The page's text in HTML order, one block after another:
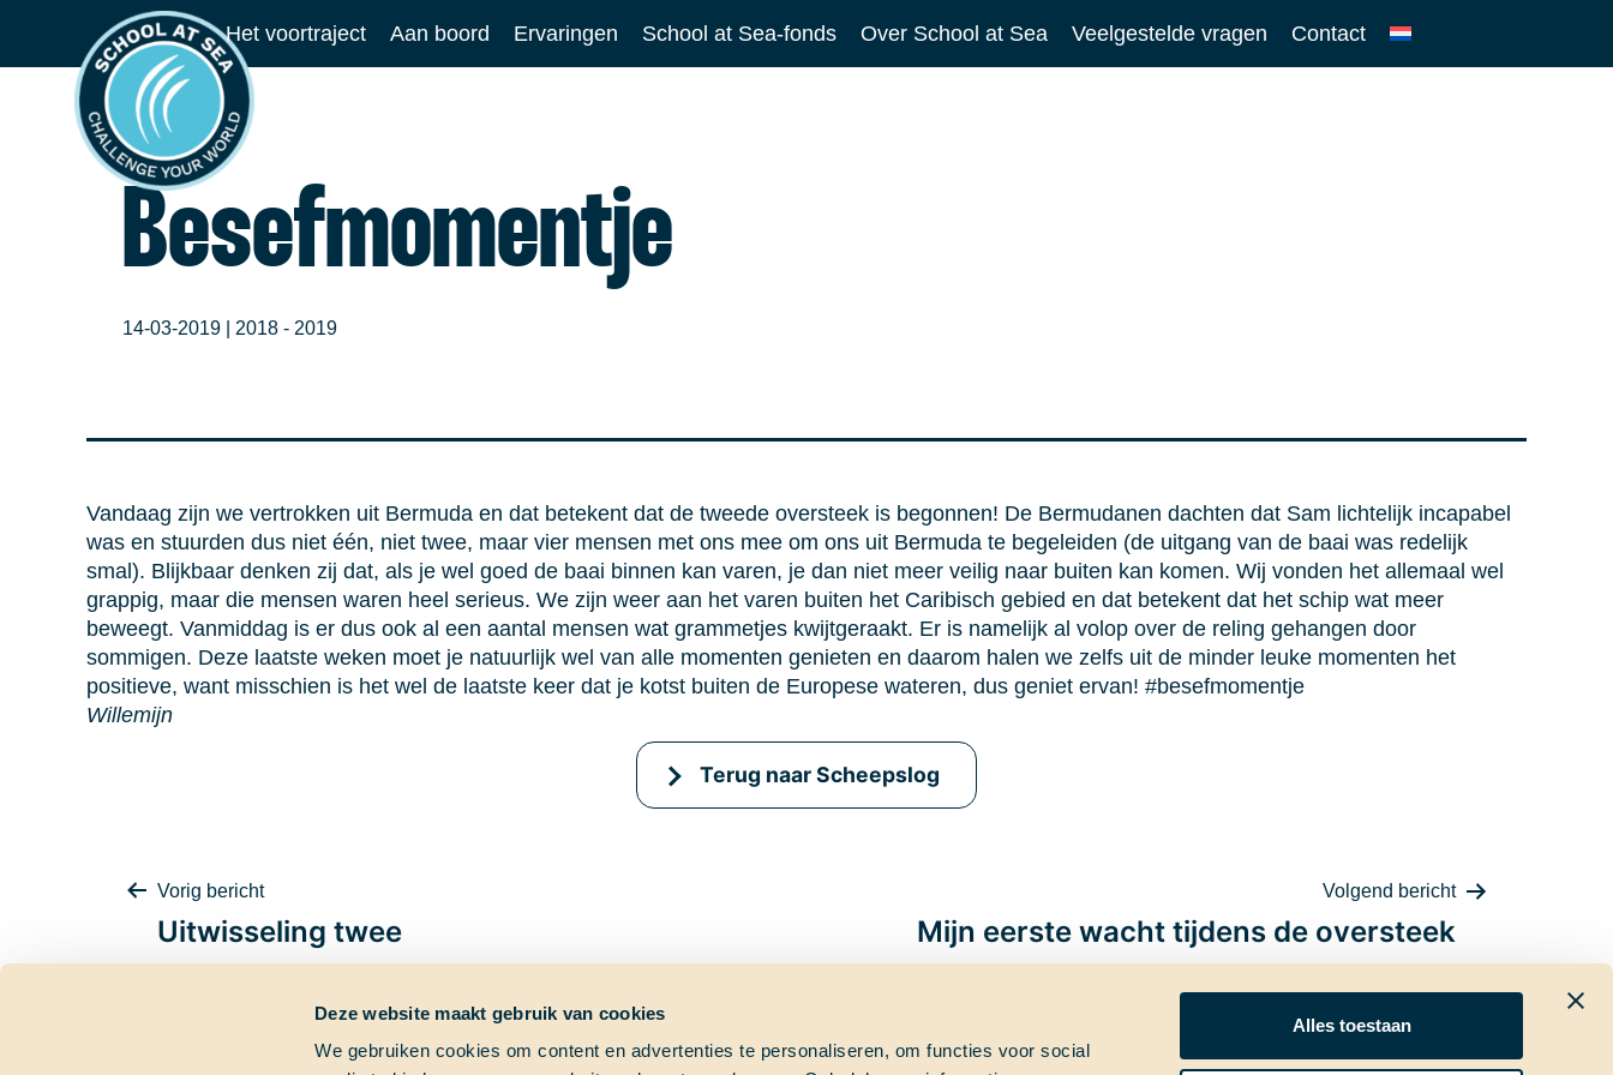
Deze website maakt gebruik van cookies
We gebruiken cookies om content en advertenties te personaliseren, om functies voor social
Alles toestaan
de
School
at
Sea
Het voortraject Aan boord Ervaringen School at Sea-fonds Over School at Sea Veelgestelde vragen Contact
Besefmomentje
14-03-2019 | 2018 - 2019
Vandaag zijn we vertrokken uit Bermuda en dat betekent dat de tweede oversteek is begonnen! De Bermudanen dachten dat Sam lichtelijk incapabel
was en stuurden dus niet één, niet twee, maar vier mensen met ons mee om ons uit Bermuda te begeleiden (de uitgang van de baai was redelijk
smal). Blijkbaar denken zij dat, als je wel goed de baai binnen kan varen, je dan niet meer veilig naar buiten kan komen. Wij vonden het allemaal wel
grappig, maar die mensen waren heel serieus. We zijn weer aan het varen buiten het Caribisch gebied en dat betekent dat het schip wat meer
beweegt. Vanmiddag is er dus ook al een aantal mensen wat grammetjes kwijtgeraakt. Er is namelijk al volop over de reling gehangen door
sommigen. Deze laatste weken moet je natuurlijk wel van alle momenten genieten en daarom halen we zelfs uit de minder leuke momenten het
positieve, want misschien is het wel de laatste keer dat je kotst buiten de Europese wateren, dus geniet ervan! #besefmomentje
Willemijn
Terug naar Scheepslog
Bericht
Vorig bericht
Uitwisseling twee
Volgend bericht
Mijn eerste wacht tijdens de oversteek